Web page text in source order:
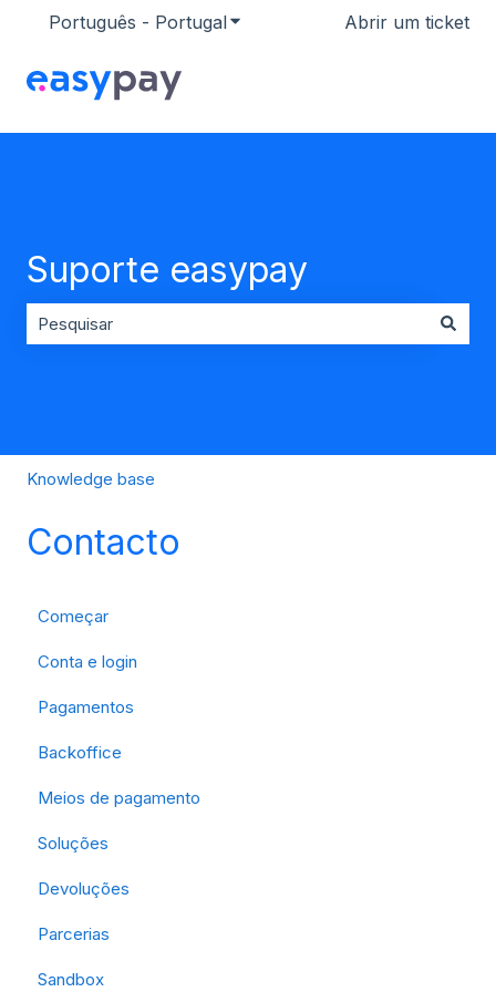
Português - PortugalMostrar submenu para
Abrir um ticket
Suporte easypay
Knowledge base
Contacto
Começar
Conta e login
Pagamentos
Backoffice
Meios de pagamento
Soluções
Devoluções
Parcerias
Sandbox